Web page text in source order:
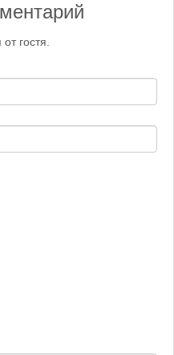
гостя.